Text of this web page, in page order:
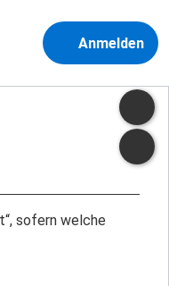
Anmelden
sofern welche